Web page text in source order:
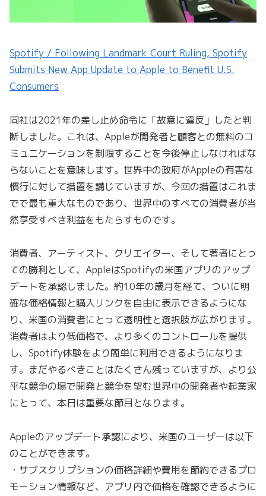
Spotify / Following Landmark Court Ruling, Spotify
Submits New App Update to Apple to Benefit U.S.
Consumers
同社は2021年の差し止め命令に「故意に違反」したと判
断しました。これは、Appleが開発者と顧客との無料のコ
ミュニケーションを制限することを今後停止しなければな
らないことを意味します。世界中の政府がAppleの有害な
慣行に対して措置を講じていますが、今回の措置はこれま
でで最も重大なものであり、世界中のすべての消費者が当
然享受すべき利益をもたらすものです。
消費者、アーティスト、クリエイター、そして著者にとっ
ての勝利として、AppleはSpotifyの米国アプリのアップ
デートを承認しました。約10年の歳月を経て、ついに明
確な価格情報と購入リンクを自由に表示できるようにな
り、米国の消費者にとって透明性と選択肢が広がります。
消費者はより低価格で、より多くのコントロールを提供
し、Spotify体験をより簡単に利用できるようになりま
す。まだやるべきことはたくさん残っていますが、より公
平な競争の場で開発と競争を望む世界中の開発者や起業家
にとって、本日は重要な節目となります。
Appleのアップデート承認により、米国のユーザーは以下
のことができます。
・サブスクリプションの価格詳細や費用を節約できるプロ
モーション情報など、アプリ内で価格を確認できるように